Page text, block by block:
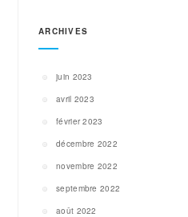
ARCHIVES
juin 2023
avril 2023
février 2023
décembre 2022
novembre 2022
septembre 2022
août 2022